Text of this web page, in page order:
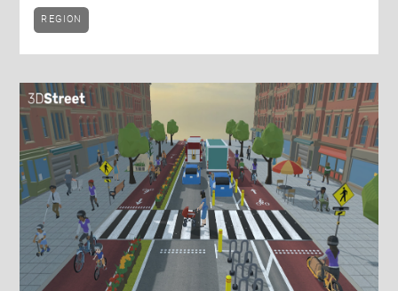
REGION